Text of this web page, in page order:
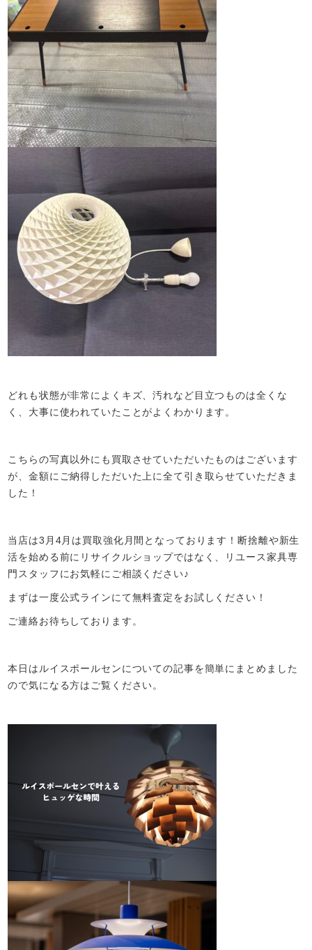
どれも状態が非常によくキズ、汚れなど目立つものは全くな
く、大事に使われていたことがよくわかります。
こちらの写真以外にも買取させていただいたものはございます
が、金額にご納得しただいた上に全て引き取らせていただきま
した！
当店は3月4月は買取強化月間となっております！断捨離や新生
活を始める前にリサイクルショップではなく、リユース家具専
門スタッフにお気軽にご相談ください♪
まずは一度公式ラインにて無料査定をお試しください！
ご連絡お待ちしております。
本日はルイスポールセンについての記事を簡単にまとめました
ので気になる方はご覧ください。